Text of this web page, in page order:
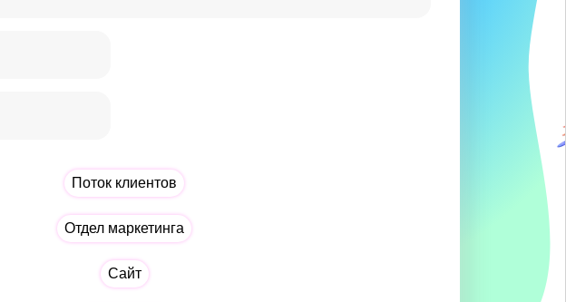
Поток клиентов
Отдел маркетинга
Сайт